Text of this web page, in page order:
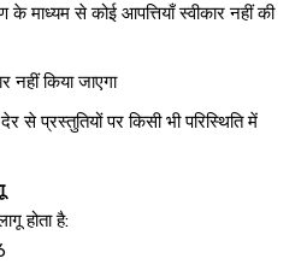
के माध्यम से कोई आपत्तियाँ स्वीकार नहीं की
नहीं किया जाएगा
से प्रस्तुतियों पर किसी भी परिस्थिति में
होता है: